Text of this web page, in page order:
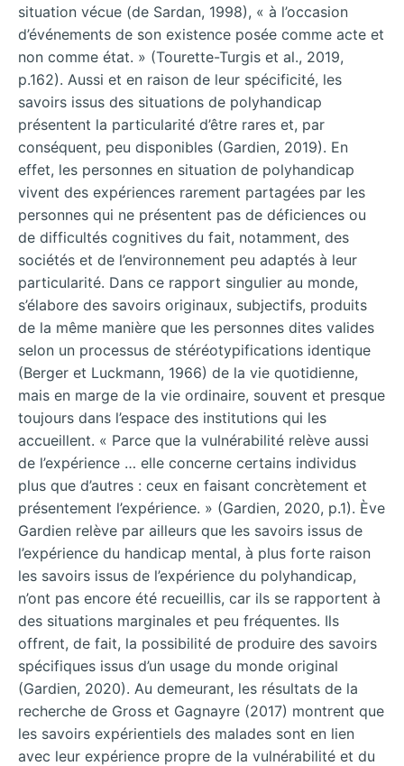
situation vécue (de Sardan, 1998), « à l’occasion
d’événements de son existence posée comme acte et
non comme état. » (Tourette-Turgis et al., 2019,
p.162). Aussi et en raison de leur spécificité, les
savoirs issus des situations de polyhandicap
présentent la particularité d’être rares et, par
conséquent, peu disponibles (Gardien, 2019). En
effet, les personnes en situation de polyhandicap
vivent des expériences rarement partagées par les
personnes qui ne présentent pas de déficiences ou
de difficultés cognitives du fait, notamment, des
sociétés et de l’environnement peu adaptés à leur
particularité. Dans ce rapport singulier au monde,
s’élabore des savoirs originaux, subjectifs, produits
de la même manière que les personnes dites valides
selon un processus de stéréotypifications identique
(Berger et Luckmann, 1966) de la vie quotidienne,
mais en marge de la vie ordinaire, souvent et presque
toujours dans l’espace des institutions qui les
accueillent. « Parce que la vulnérabilité relève aussi
de l’expérience … elle concerne certains individus
plus que d’autres : ceux en faisant concrètement et
présentement l’expérience. » (Gardien, 2020, p.1). Ève
Gardien relève par ailleurs que les savoirs issus de
l’expérience du handicap mental, à plus forte raison
les savoirs issus de l’expérience du polyhandicap,
n’ont pas encore été recueillis, car ils se rapportent à
des situations marginales et peu fréquentes. Ils
offrent, de fait, la possibilité de produire des savoirs
spécifiques issus d’un usage du monde original
(Gardien, 2020). Au demeurant, les résultats de la
recherche de Gross et Gagnayre (2017) montrent que
les savoirs expérientiels des malades sont en lien
avec leur expérience propre de la vulnérabilité et du